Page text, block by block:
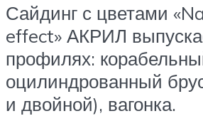
Сайдинг с цветами
effect» АКРИЛ
профилях:
оцилиндрованный
и двойной), вагонка.